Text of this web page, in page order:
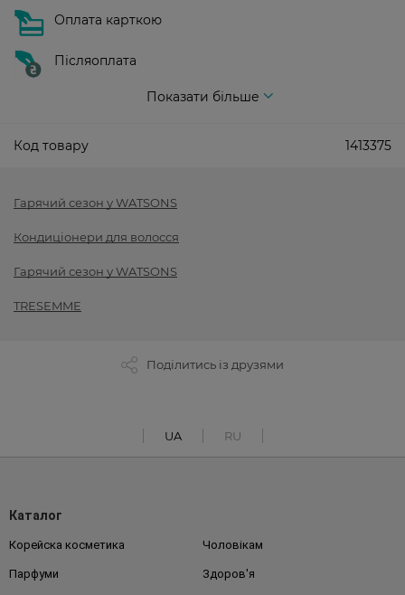
Оплата карткою
Післяоплата
Показати більше
Код товару 1413375
Гарячий сезон у WATSONS
Кондиціонери для волосся
Гарячий сезон у WATSONS
TRESEMME
Поділитись із друзями
UA RU
Каталог
Корейска косметика Чоловікам
Парфуми Здоров'я